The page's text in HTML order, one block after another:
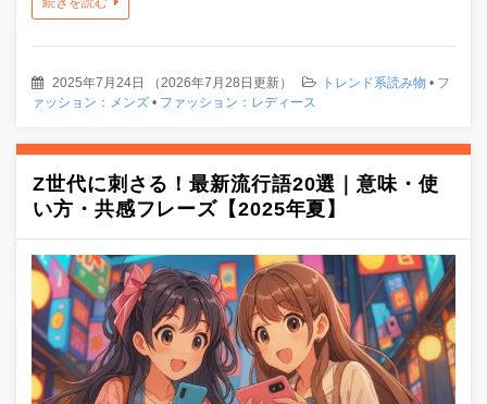
2025年7月24日 （2026年7月28日更新） トレンド系読み物 • フ
ァッション：メンズ • ファッション：レディース
Z世代に刺さる！最新流行語20選｜意味・使
い方・共感フレーズ【2025年夏】